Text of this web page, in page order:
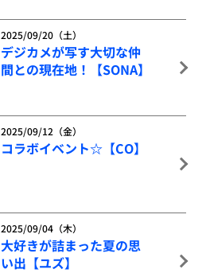
2025/09/20（土）
デジカメが写す大切な仲
間との現在地！【SONA】
2025/09/12（金）
コラボイベント☆【CO】
2025/09/04（木）
大好きが詰まった夏の思
い出【ユズ】